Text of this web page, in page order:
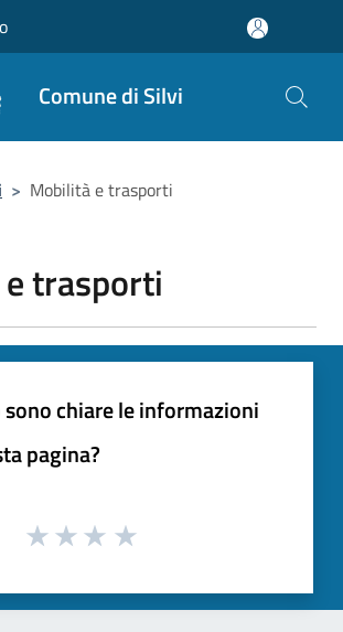
Comune di Silvi
> Mobilità e trasporti
trasporti
sono chiare le informazioni
pagina?